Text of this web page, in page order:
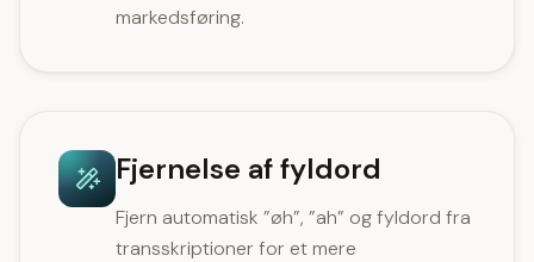
markedsføring.
Fjernelse af fyldord
Fjern automatisk ”øh”, ”ah” og fyldord fra
transskriptioner for et mere